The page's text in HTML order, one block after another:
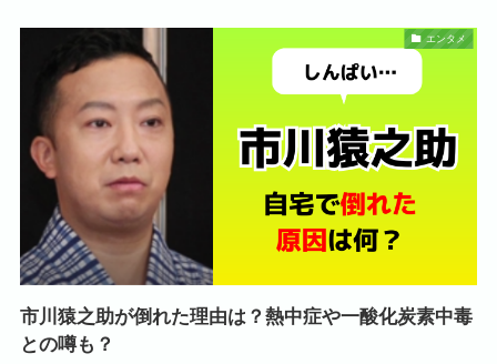
エンタメ
市川猿之助が倒れた理由は？熱中症や一酸化炭素中毒
との噂も？